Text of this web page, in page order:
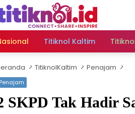
Titiknol Kaltim
TitiknolKaltim Penajam
Penajam
SKPD Tak Hadir